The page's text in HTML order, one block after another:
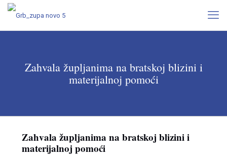
Zahvala župljanima na bratskoj blizini i
materijalnoj pomoći
Zahvala župljanima na bratskoj blizini i
materijalnoj pomoći